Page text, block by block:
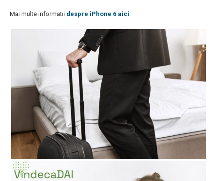
Mai multe informatii despre iPhone 6 aici.